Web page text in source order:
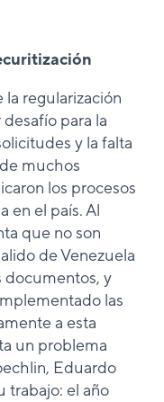
regularización
para la
y la falta
muchos
los procesos
en el país. Al
que no son
de Venezuela
documentos, y
las
a esta
un problema
Eduardo
trabajo: el año